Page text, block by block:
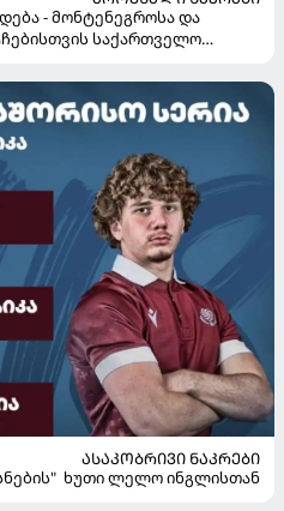
- მონტენეგროსა და
საქართველო
ᲐᲡᲐᲙᲝᲑᲠᲘᲕᲘ ᲜᲐᲙᲠᲔᲑᲘ
ხუთი ლელო ინგლისთან